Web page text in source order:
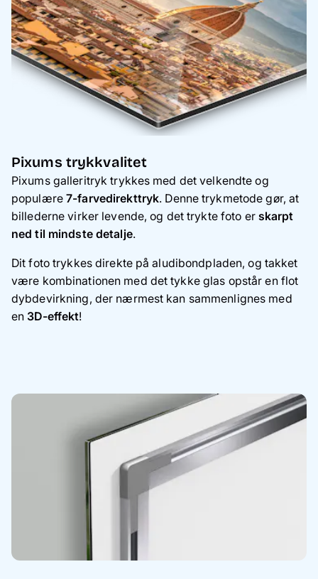
Pixums trykkvalitet
Pixums galleritryk trykkes med det velkendte og
populære7-farvedirekttryk. Denne trykmetode gør, at
billederne virker levende, og det trykte foto er skarpt
ned til mindste detalje.
Dit foto trykkes direkte på aludibondpladen, og takket
være kombinationen med det tykke glas opstår en flot
dybdevirkning, der nærmest kan sammenlignes med
en 3D-effekt!